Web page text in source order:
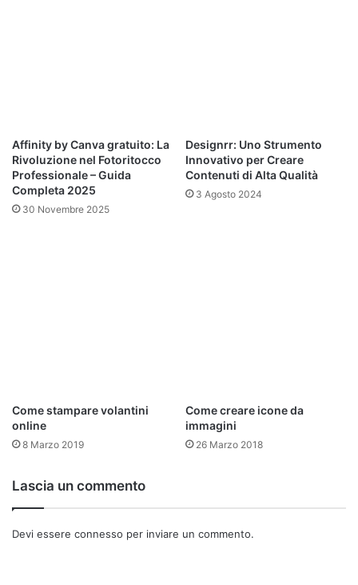
Affinity by Canva gratuito: La
Rivoluzione nel Fotoritocco
Professionale – Guida
Completa 2025
30 Novembre 2025
Designrr: Uno Strumento
Innovativo per Creare
Contenuti di Alta Qualità
3 Agosto 2024
Come stampare volantini
online
8 Marzo 2019
Come creare icone da
immagini
26 Marzo 2018
Lascia un commento
Devi essere connesso per inviare un commento.